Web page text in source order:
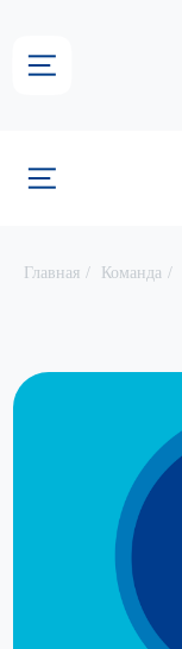
Главная / Команда /